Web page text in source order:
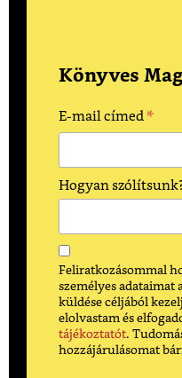
Könyves
E-mail címed*
Hogyan
Feliratkozásommal
személyes adataimat
küldése céljából
elolvastam és
tájékoztatót.
hozzájárulásomat